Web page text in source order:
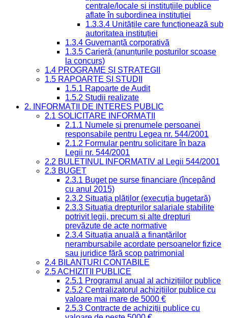
centrale/locale și instituțiile publice
aflate în subordinea instituției
1.3.3.4 Unitățile care funcționează sub
autoritatea instituției
1.3.4 Guvernanță corporativă
1.3.5 Carieră (anunțurile posturilor scoase
la concurs)
1.4 PROGRAME ȘI STRATEGII
1.5 RAPOARTE ȘI STUDII
1.5.1 Rapoarte de Audit
1.5.2 Studii realizate
2. INFORMAȚII DE INTERES PUBLIC
2.1 SOLICITARE INFORMAȚII
2.1.1 Numele și prenumele persoanei
responsabile pentru Legea nr. 544/2001
2.1.2 Formular pentru solicitare în baza
Legii nr. 544/2001
2.2 BULETINUL INFORMATIV al Legii 544/2001
2.3 BUGET
2.3.1 Buget pe surse financiare (începând
cu anul 2015)
2.3.2 Situația plăților (execuția bugetară)
2.3.3 Situația drepturilor salariale stabilite
potrivit legii, precum și alte drepturi
prevăzute de acte normative
2.3.4 Situația anuală a finanțărilor
nerambursabile acordate persoanelor fizice
sau juridice fără scop patrimonial
2.4 BILANȚURI CONTABILE
2.5 ACHIZIȚII PUBLICE
2.5.1 Programul anual al achizițiilor publice
2.5.2 Centralizatorul achizițiilor publice cu
valoare mai mare de 5000 €
2.5.3 Contracte de achiziții publice cu